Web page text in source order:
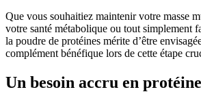
Que vous souhaitiez maintenir votre masse
votre santé métabolique ou tout simplement
la poudre de protéines mérite d’être
complément bénéfique lors de cette étape
Un besoin accru en